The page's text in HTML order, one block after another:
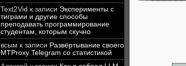
Text2Vid к записи Эксперименты с
тиграми и другие способы
преподавать программирование
студентам, которым скучно
всым к записи Развёртывание своего
MTProxy Telegram со статистикой